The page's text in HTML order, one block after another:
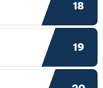
18
19